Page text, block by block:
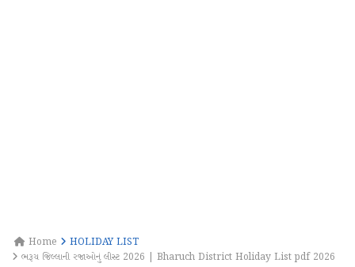
Home
HOLIDAY LIST
ભરૂચ જિલ્લાની રજાઓનું લીસ્ટ 2026 | Bharuch District Holiday List pdf 2026